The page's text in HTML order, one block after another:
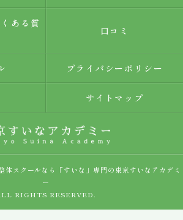
ある質
口コミ
プライバシーポリシー
サイトマップ
スクールなら「すいな」専門の東京すいなアカデミ
ー
RIGHTS RESERVED.